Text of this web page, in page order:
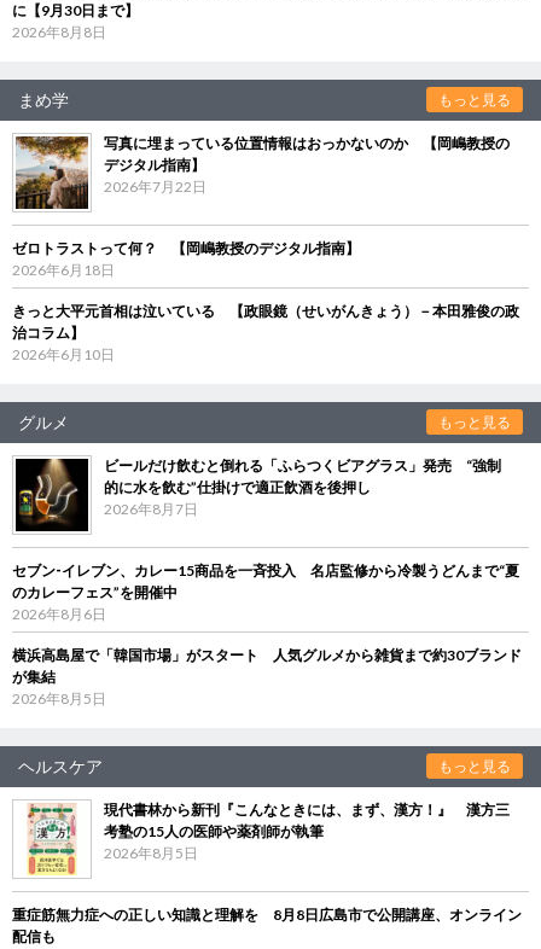
に【9月30日まで】
2026年8月8日
まめ学 もっと見る
写真に埋まっている位置情報はおっかないのか 【岡嶋教授の
デジタル指南】
2026年7月22日
ゼロトラストって何？ 【岡嶋教授のデジタル指南】
2026年6月18日
きっと大平元首相は泣いている 【政眼鏡（せいがんきょう）－本田雅俊の政
治コラム】
2026年6月10日
グルメ もっと見る
ビールだけ飲むと倒れる「ふらつくビアグラス」発売 “強制
的に水を飲む”仕掛けで適正飲酒を後押し
2026年8月7日
セブン‐イレブン、カレー15商品を一斉投入 名店監修から冷製うどんまで“夏
のカレーフェス”を開催中
2026年8月6日
横浜高島屋で「韓国市場」がスタート 人気グルメから雑貨まで約30ブランド
が集結
2026年8月5日
ヘルスケア もっと見る
現代書林から新刊『こんなときには、まず、漢方！』 漢方三
考塾の15人の医師や薬剤師が執筆
2026年8月5日
重症筋無力症への正しい知識と理解を 8月8日広島市で公開講座、オンライン
配信も